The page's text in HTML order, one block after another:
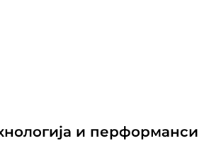
и перформанси